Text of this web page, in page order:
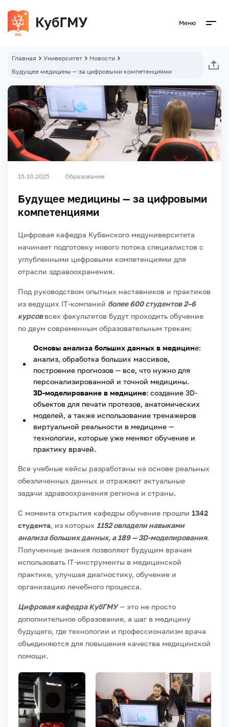
Меню
Главная Университет
Новости
Будущее медицины — за цифровыми компетенциями
15.10.2025 Образование
Будущее медицины — за цифровыми
компетенциями
Цифровая кафедра Кубанского медуниверситета
начинает подготовку нового потока специалистов с
углубленными цифровыми компетенциями для
отрасли здравоохранения.
Под руководством опытных наставников и практиков
из ведущих IT-компаний более 600 студентов 2–6
курсов всех факультетов будут проходить обучение
по двум современным образовательным трекам:
Основы анализа больших данных в медицине:
анализ, обработка больших массивов,
построение прогнозов — все, что нужно для
персонализированной и точной медицины.
3D-моделирование в медицине: создание 3D-
объектов для печати протезов, анатомических
моделей, а также использование тренажеров
виртуальной реальности в медицине —
технологии, которые уже меняют обучение и
практику врачей.
Все учебные кейсы разработаны на основе реальных
обезличенных данных и отражают актуальные
задачи здравоохранения региона и страны.
С момента открытия кафедры обучение прошли 1342
студента, из которых 1152 овладели навыками
анализа больших данных, а 189 — 3D-моделирования.
Полученные знания позволяют будущим врачам
использовать IT-инструменты в медицинской
практике, улучшая диагностику, обучение и
организацию лечебного процесса.
Цифровая кафедра КубГМУ— это не просто
дополнительное образование, а шаг в медицину
будущего, где технологии и профессионализм врача
объединяются для повышения качества медицинской
помощи.